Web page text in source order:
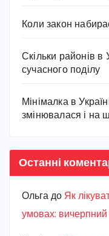
Коли закон
Скільки районів в
сучасного поділу
Мінімалка в
змінювалася і на
Останні
Ольга до Як
умовах: вичерпний